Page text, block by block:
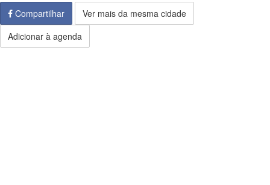
Compartilhar
Ver mais da mesma cidade
Adicionar à agenda